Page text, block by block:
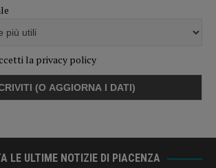
la privacy policy
LE ULTIME NOTIZIE DI PIACENZA